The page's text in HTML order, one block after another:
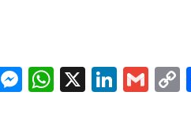
Facebook
Messenger
WhatsApp
X